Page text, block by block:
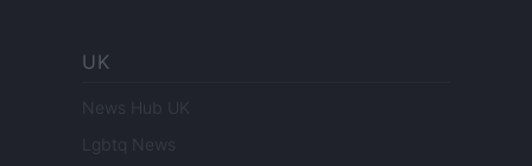
UK
News Hub UK
Lgbtq News